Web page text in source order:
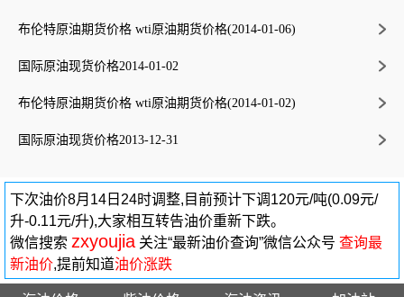
布伦特原油期货价格 wti原油期货价格(2014-01-06)
国际原油现货价格2014-01-02
布伦特原油期货价格 wti原油期货价格(2014-01-02)
国际原油现货价格2013-12-31
下次油价8月14日24时调整,目前预计下调120元/吨(0.09元/
升-0.11元/升),大家相互转告油价重新下跌。
微信搜索 zxyoujia 关注“最新油价查询”微信公众号 查询最
新油价,提前知道油价涨跌